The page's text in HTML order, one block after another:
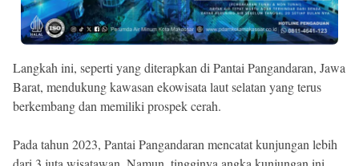
Langkah ini, seperti yang diterapkan di Pantai Pangandaran, Jawa
Barat, mendukung kawasan ekowisata laut selatan yang terus
berkembang dan memiliki prospek cerah.
Pada tahun 2023, Pantai Pangandaran mencatat kunjungan lebih